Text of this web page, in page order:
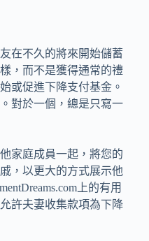
在不久的將來開始儲蓄
，而不是獲得通常的禮
或促進下降支付基金。
對於一個，總是只寫一
家庭成員一起，將您的
，以更大的方式展示他
上的有用
許夫妻收集款項為下降